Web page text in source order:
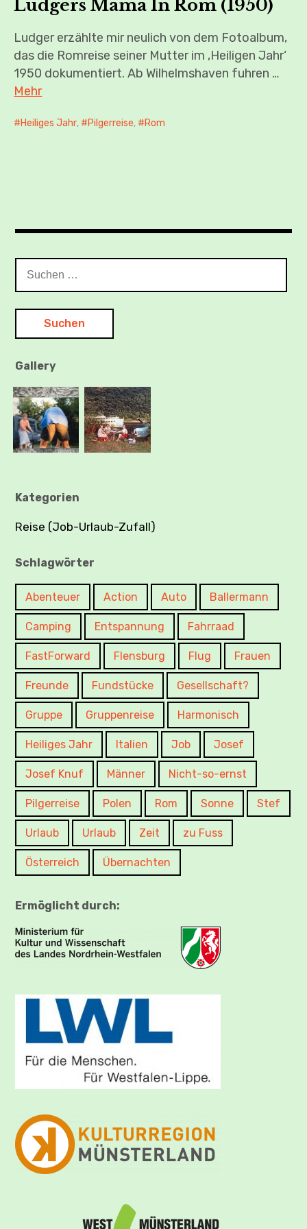
Ludgers Mama In Rom (1950)
Ludger erzählte mir neulich von dem Fotoalbum,
das die Romreise seiner Mutter im ‚Heiligen Jahr‘
1950 dokumentiert. Ab Wilhelmshaven fuhren …
Mehr
Heiliges Jahr, Pilgerreise, Rom
nach:
Gallery
Kategorien
Reise (Job-Urlaub-Zufall)
Schlagwörter
Abenteuer Action Auto Ballermann
Camping Entspannung Fahrraad
FastForward Flensburg Flug Frauen
Freunde Fundstücke Gesellschaft?
Gruppe Gruppenreise Harmonisch
Heiliges Jahr Italien Job Josef
Josef Knuf Männer Nicht-so-ernst
Pilgerreise Polen Rom Sonne Stef
Urlaub Urlaub Zeit zu Fuss
Österreich Übernachten
Ermöglicht durch: